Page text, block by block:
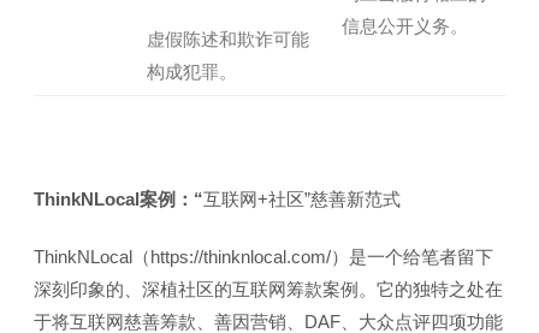
虚假陈述和欺诈可能
构成犯罪。
信息公开义务。
ThinkNLocal案例：“互联网+社区”慈善新范式
ThinkNLocal（https://thinknlocal.com/）是一个给笔者留下
深刻印象的、深植社区的互联网筹款案例。它的独特之处在
于将互联网慈善筹款、善因营销、DAF、大众点评四项功能